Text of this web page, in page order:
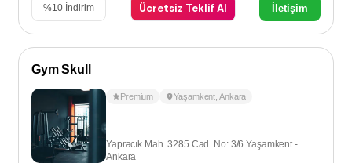
%10 İndirim Ücretsiz Teklif Al İletişim
Gym Skull
Premium Yaşamkent ,Ankara
Yapracık Mah. 3285 Cad. No: 3/6 Yaşamkent -
Ankara